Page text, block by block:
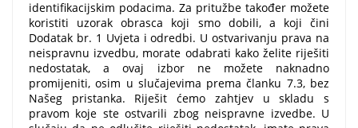
identifikacijskim podacima. Za pritužbe također možete
koristiti uzorak obrasca koji smo dobili, a koji čini
Dodatak br. 1 Uvjeta i odredbi. U ostvarivanju prava na
neispravnu izvedbu, morate odabrati kako želite riješiti
nedostatak, a ovaj izbor ne možete naknadno
promijeniti, osim u slučajevima prema članku 7.3, bez
Našeg pristanka. Riješit ćemo zahtjev u skladu s
pravom koje ste ostvarili zbog neispravne izvedbe. U